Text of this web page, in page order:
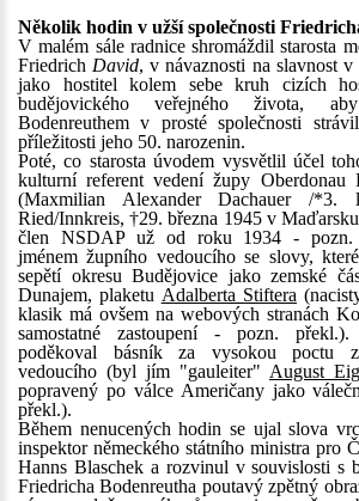
Několik hodin v užší společnosti
V malém sále radnice shromáždil starosta
Friedrich David, v návaznosti na slavnost
jako hostitel kolem sebe kruh cizích
budějovického veřejného života,
Bodenreuthem v prosté společnosti
příležitosti jeho 50. narozenin.
Poté, co starosta úvodem vysvětlil účel
kulturní referent vedení župy Oberdonau
(Maxmilian Alexander Dachauer /*3.
Ried/Innkreis, †29. března 1945 v
člen NSDAP už od roku 1934 - pozn.
jménem župního vedoucího se slovy,
sepětí okresu Budějovice jako zemské
Dunajem, plaketu Adalberta Stiftera
klasik má ovšem na webových stranách
samostatné zastoupení - pozn.
poděkoval básník za vysokou poctu
vedoucího (byl jím "gauleiter" August
popravený po válce Američany jako
překl.).
Během nenucených hodin se ujal slova
inspektor německého státního ministra pro
Hanns Blaschek a rozvinul v souvislosti s
Friedricha Bodenreutha poutavý zpětný